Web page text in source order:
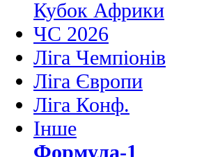
Кубок Африки
ЧС 2026
Ліга Чемпіонів
Ліга Європи
Ліга Конф.
Інше
Формула-1